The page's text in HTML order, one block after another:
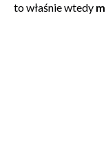
to właśnie wtedy